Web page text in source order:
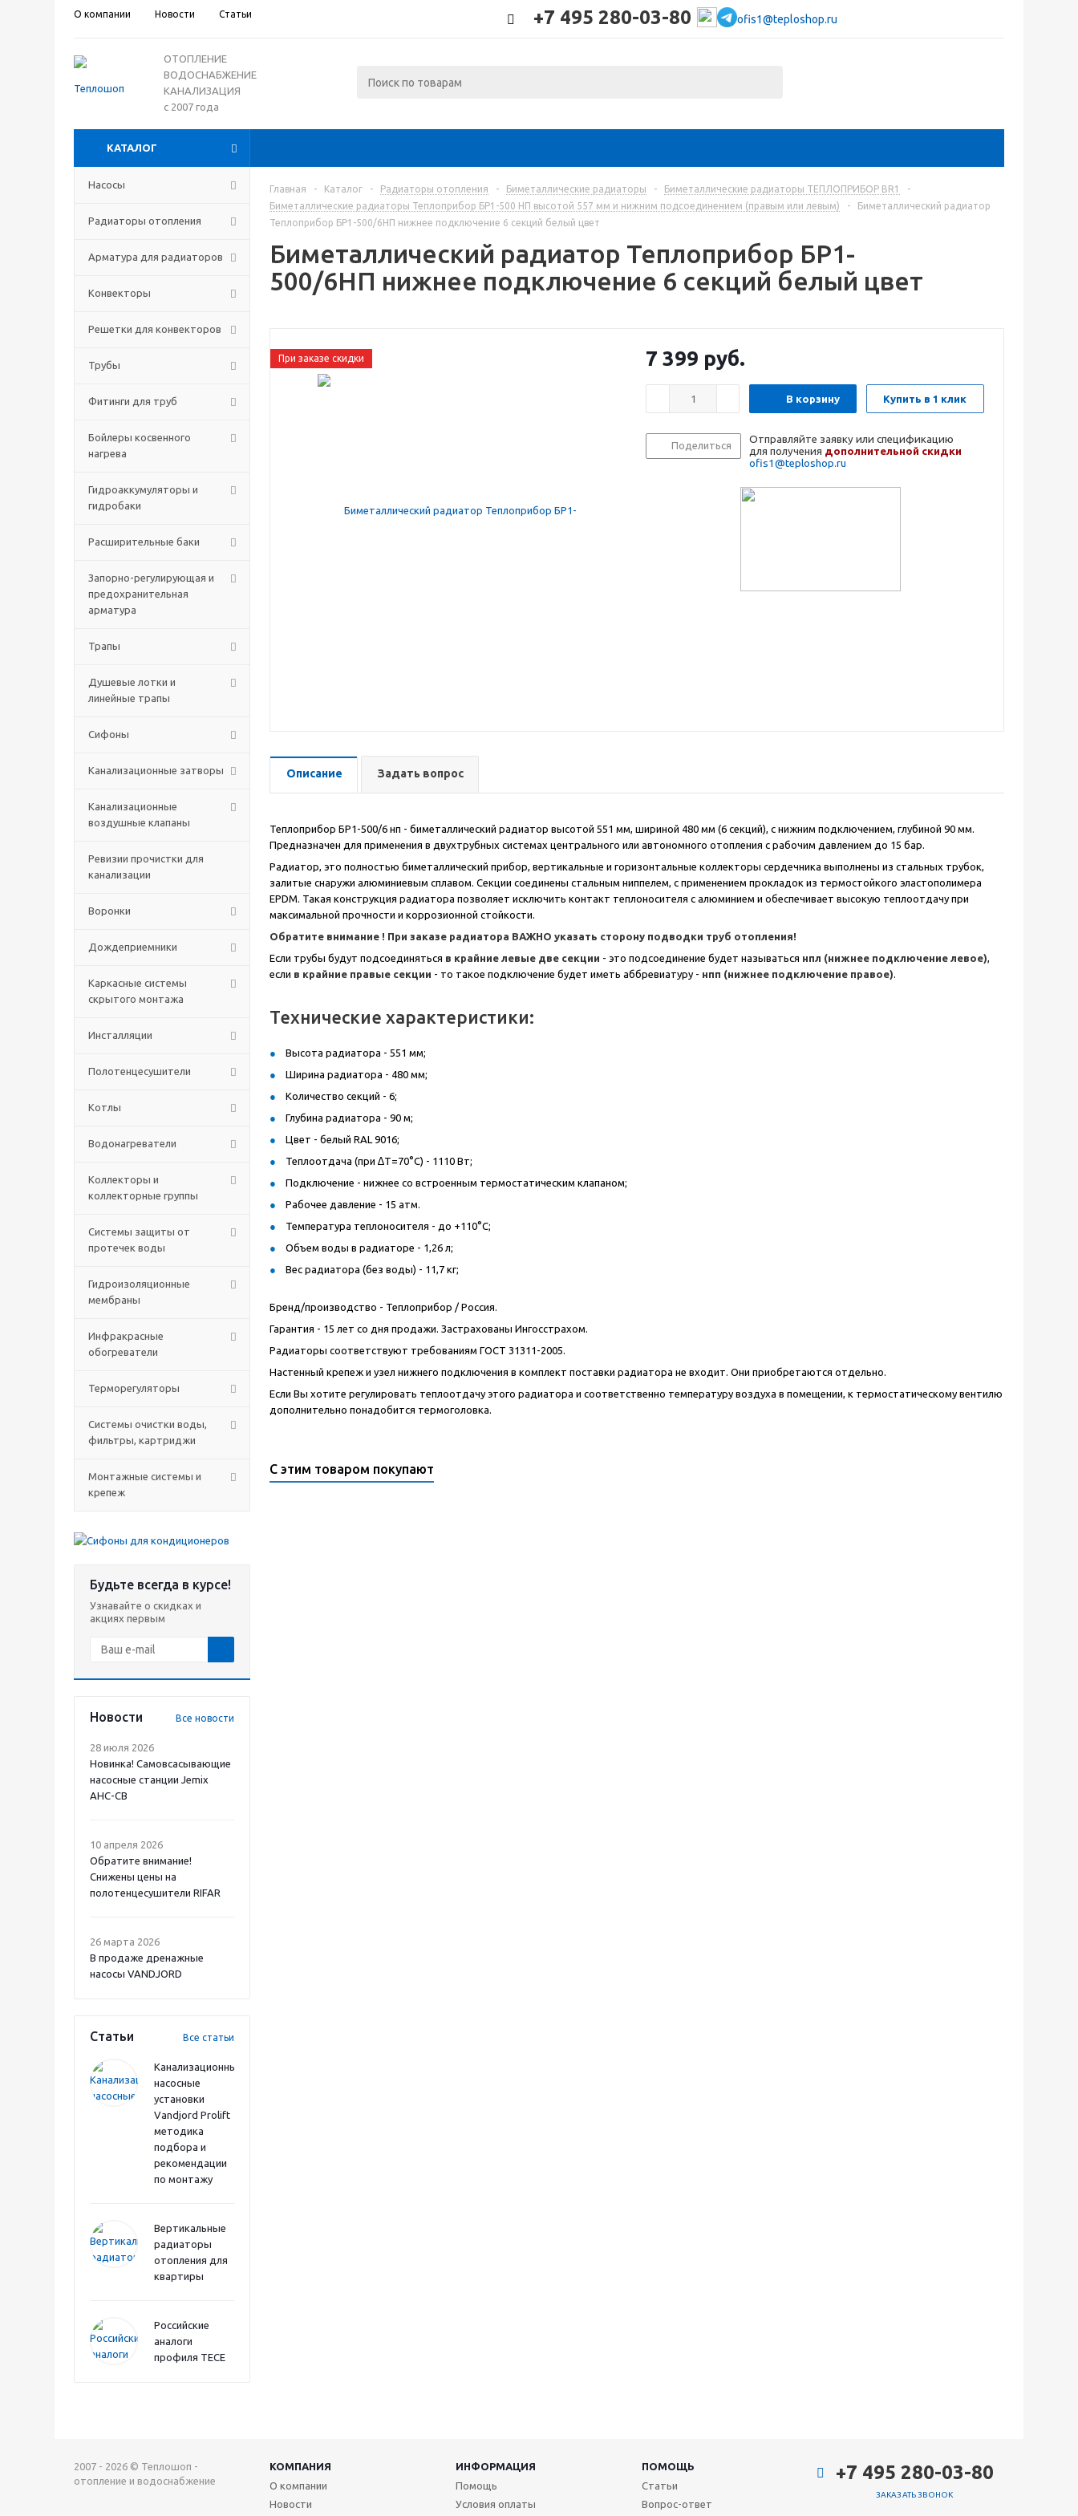
О компании Новости Статьи +7 495 280-03-80 ofis1@teploshop.ru
ОТОПЛЕНИЕ
ВОДОСНАБЖЕНИЕ
КАНАЛИЗАЦИЯ
с 2007 года
КАТАЛОГ
Насосы
Радиаторы отопления
Арматура для радиаторов
Конвекторы
Решетки для конвекторов
Трубы
Фитинги для труб
Бойлеры косвенного
нагрева
Гидроаккумуляторы и
гидробаки
Расширительные баки
Запорно-регулирующая и
предохранительная
арматура
Трапы
Душевые лотки и
линейные трапы
Сифоны
Канализационные затворы
Канализационные
воздушные клапаны
Ревизии прочистки для
канализации
Воронки
Дождеприемники
Каркасные системы
скрытого монтажа
Инсталляции
Полотенцесушители
Котлы
Водонагреватели
Коллекторы и
коллекторные группы
Системы защиты от
протечек воды
Гидроизоляционные
мембраны
Инфракрасные
обогреватели
Терморегуляторы
Системы очистки воды,
фильтры, картриджи
Монтажные системы и
крепеж
Будьте всегда в курсе!
Узнавайте о скидках и
акциях первым
Новости Все новости
28 июля 2026
Новинка! Самовсасывающие
насосные станции Jemix
АНС-СВ
10 апреля 2026
Обратите внимание!
Снижены цены на
полотенцесушители RIFAR
26 марта 2026
В продаже дренажные
насосы VANDJORD
Статьи Все статьи
Канализационные
насосные
установки
Vandjord Prolift
методика
подбора и
рекомендации
по монтажу
Вертикальные
радиаторы
отопления для
квартиры
Российские
аналоги
профиля TECE
Главная - Каталог - Радиаторы отопления - Биметаллические радиаторы - Биметаллические радиаторы ТЕПЛОПРИБОР BR1
-
Биметаллические радиаторы Теплоприбор БР1-500 НП высотой 557 мм и нижним подсоединением (правым или левым)
-
Биметаллический радиатор
Теплоприбор БР1-500/6НП нижнее подключение 6 секций белый цвет
Биметаллический радиатор Теплоприбор БР1-
500/6НП нижнее подключение 6 секций белый цвет
При заказе скидки 7 399 руб.
В корзину Купить в 1 клик
Поделиться
Отправляйте заявку или спецификацию
для получения дополнительной скидки
ofis1@teploshop.ru
Описание Задать вопрос
Теплоприбор БР1-500/6 нп - биметаллический радиатор высотой 551 мм, шириной 480 мм (6 секций), с нижним подключением, глубиной 90 мм.
Предназначен для применения в двухтрубных системах центрального или автономного отопления с рабочим давлением до 15 бар.
Радиатор, это полностью биметаллический прибор, вертикальные и горизонтальные коллекторы сердечника выполнены из стальных трубок,
залитые снаружи алюминиевым сплавом. Секции соединены стальным ниппелем, с применением прокладок из термостойкого эластополимера
EPDM. Такая конструкция радиатора позволяет исключить контакт теплоносителя с алюминием и обеспечивает высокую теплоотдачу при
максимальной прочности и коррозионной стойкости.
Обратите внимание ! При заказе радиатора ВАЖНО указать сторону подводки труб отопления!
Если трубы будут подсоединяться в крайние левые две секции - это подсоединение будет называться нпл (нижнее подключение левое),
если в крайние правые секции - то такое подключение будет иметь аббревиатуру - нпп (нижнее подключение правое).
Технические характеристики:
Высота радиатора - 551 мм;
Ширина радиатора - 480 мм;
Количество секций - 6;
Глубина радиатора - 90 м;
Цвет - белый RAL 9016;
Теплоотдача (при ∆T=70°C) - 1110 Вт;
Подключение - нижнее со встроенным термостатическим клапаном;
Рабочее давление - 15 атм.
Температура теплоносителя - до +110°C;
Объем воды в радиаторе - 1,26 л;
Вес радиатора (без воды) - 11,7 кг;
Бренд/производство - Теплоприбор / Россия.
Гарантия - 15 лет со дня продажи. Застрахованы Ингосстрахом.
Радиаторы соответствуют требованиям ГОСТ 31311-2005.
Настенный крепеж и узел нижнего подключения в комплект поставки радиатора не входит. Они приобретаются отдельно.
Если Вы хотите регулировать теплоотдачу этого радиатора и соответственно температуру воздуха в помещении, к термостатическому вентилю
дополнительно понадобится термоголовка.
С этим товаром покупают
2007 - 2026 © Теплошоп -
отопление и водоснабжение
КОМПАНИЯ ИНФОРМАЦИЯ
ПОМОЩЬ
О компании
Новости
Помощь
Условия оплаты
Статьи
Вопрос-ответ
+7 495 280-03-80
ЗАКАЗАТЬ ЗВОНОК